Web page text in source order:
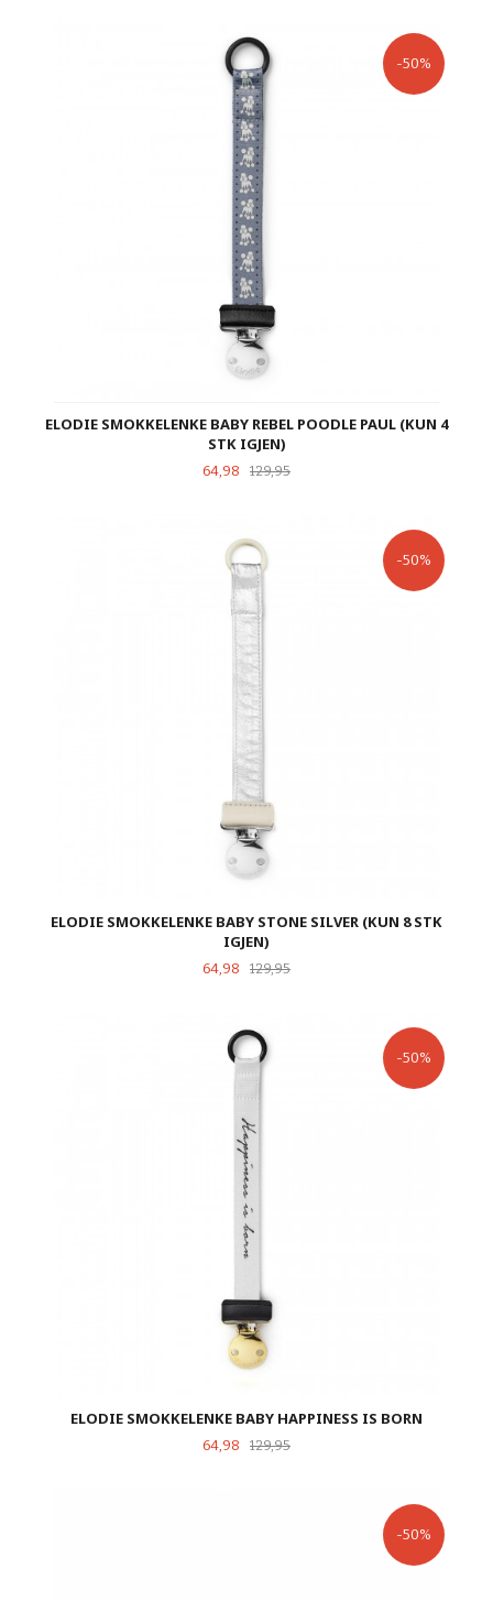
ELODIE SMOKKELENKE BABY REBEL POODLE PAUL (KUN 4
STK IGJEN)
Tilbud
64,98 129,95Rabatt
-50%
ELODIE SMOKKELENKE BABY STONE SILVER (KUN 8 STK
IGJEN)
Tilbud
64,98 129,95Rabatt
-50%
ELODIE SMOKKELENKE BABY HAPPINESS IS BORN
Tilbud
64,98 129,95Rabatt
-50%
-50%